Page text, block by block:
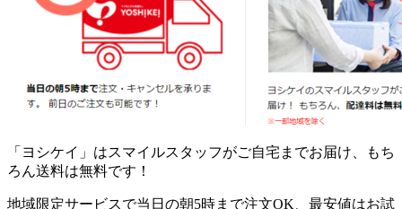
「ヨシケイ」はスマイルスタッフがご自宅までお届け、もち
ろん送料は無料です！
地域限定サービスで当日の朝5時まで注文OK、最安値はお試